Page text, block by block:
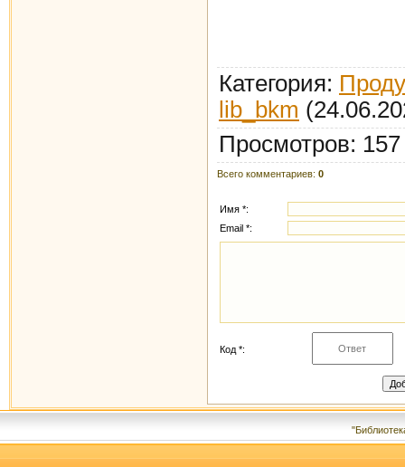
Категория:
lib_bkm
Просмотров: 157
Всего комментариев: 0
Имя *:
Email *:
Код *: